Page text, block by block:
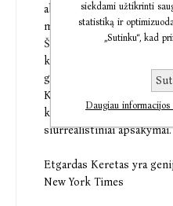
abipusę neapykantą
mergina reikalauja viena
Šių istorijų autorius
kultinis Izraelio
grafinius romanus ir
Kisindžerio – antroji
kurią sudaro 49 itin
siurrealistiniai apsakymai.
Etgardas Keretas yra
New York Times
siekdami užtikrinti
statistiką ir
„Sutinku“, kad
Daugiau